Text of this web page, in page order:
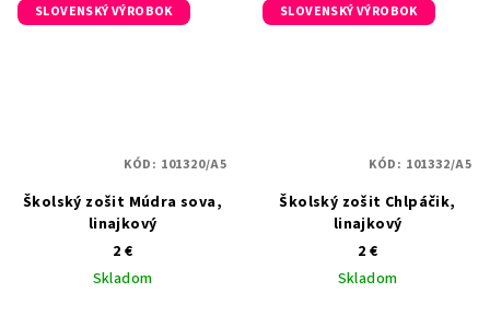
SLOVENSKÝ VÝROBOK
Školský zošit Múdra sova,
linajkový
2 €
Skladom
KÓD: 101320/A5
SLOVENSKÝ VÝROBOK
Školský zošit Chlpáčik,
linajkový
2 €
Skladom
KÓD: 101332/A5